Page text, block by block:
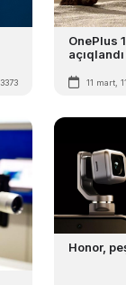
3373
OnePlus
açıqlandı
11 mart,
Honor,